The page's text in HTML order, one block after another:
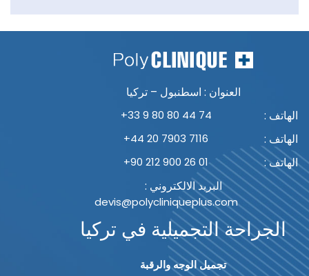
العنوان : اسطنبول – تركيا
الهاتف :
+33 9 80 80 44 74
الهاتف : +44 20 7903 7116
الهاتف : +90 212 900 26 01
البريد الالكتروني :
devis@polycliniqueplus.com
الجراحة التجميلية في تركيا
تجميل الوجه والرقبة